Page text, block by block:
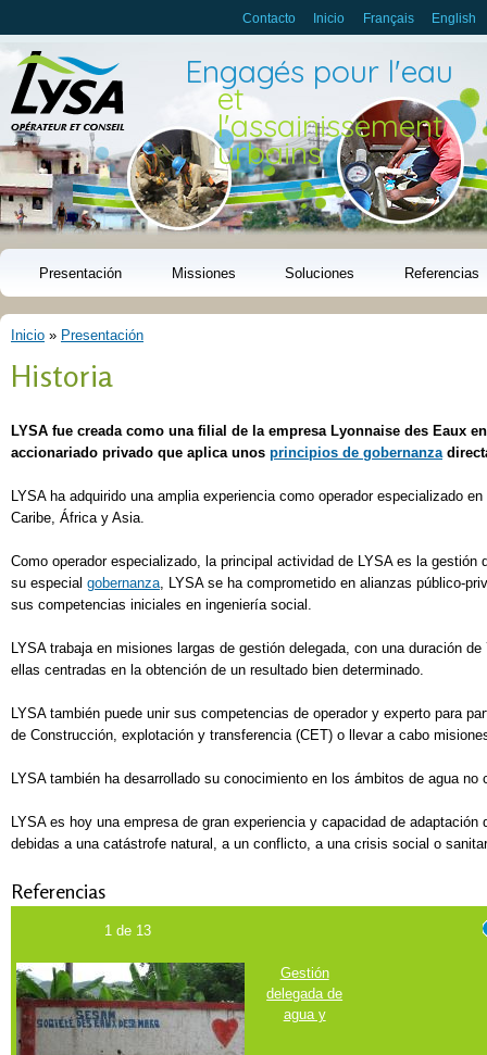
contenido
Contacto Inicio Français English
Engagés pour l'eau
et
l'assainissement
urbains
Presentación Missiones Soluciones Referencias
Se encuentra usted aquí
Inicio » Presentación
Historia
LYSA fue creada como una filial de la empresa Lyonnaise des Eaux
accionariado privado que aplica unos principios de gobernanza
LYSA ha adquirido una amplia experiencia como operador especializado
Caribe, África y Asia.
Como operador especializado, la principal actividad de LYSA es la
su especial gobernanza , LYSA se ha comprometido en alianzas público-
sus competencias iniciales en ingeniería social.
LYSA trabaja en misiones largas de gestión delegada, con una duración
ellas centradas en la obtención de un resultado bien determinado.
LYSA también puede unir sus competencias de operador y experto para
de Construcción, explotación y transferencia (CET) o llevar a cabo
LYSA también ha desarrollado su conocimiento en los ámbitos de agua
LYSA es hoy una empresa de gran experiencia y capacidad de
debidas a una catástrofe natural, a un conflicto, a una crisis social o
Referencias
1 de 13
Gestión
delegada de
agua y